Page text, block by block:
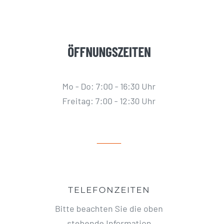
ÖFFNUNGSZEITEN
Mo - Do: 7:00 - 16:30 Uhr
Freitag: 7:00 - 12:30 Uhr
TELEFONZEITEN
Bitte beachten Sie die oben